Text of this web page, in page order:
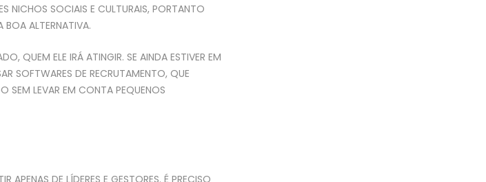
NICHOS SOCIAIS E CULTURAIS, PORTANTO
BOA ALTERNATIVA.
QUEM ELE IRÁ ATINGIR. SE AINDA ESTIVER EM
SOFTWARES DE RECRUTAMENTO, QUE
SEM LEVAR EM CONTA PEQUENOS
APENAS DE LÍDERES E GESTORES. É PRECISO